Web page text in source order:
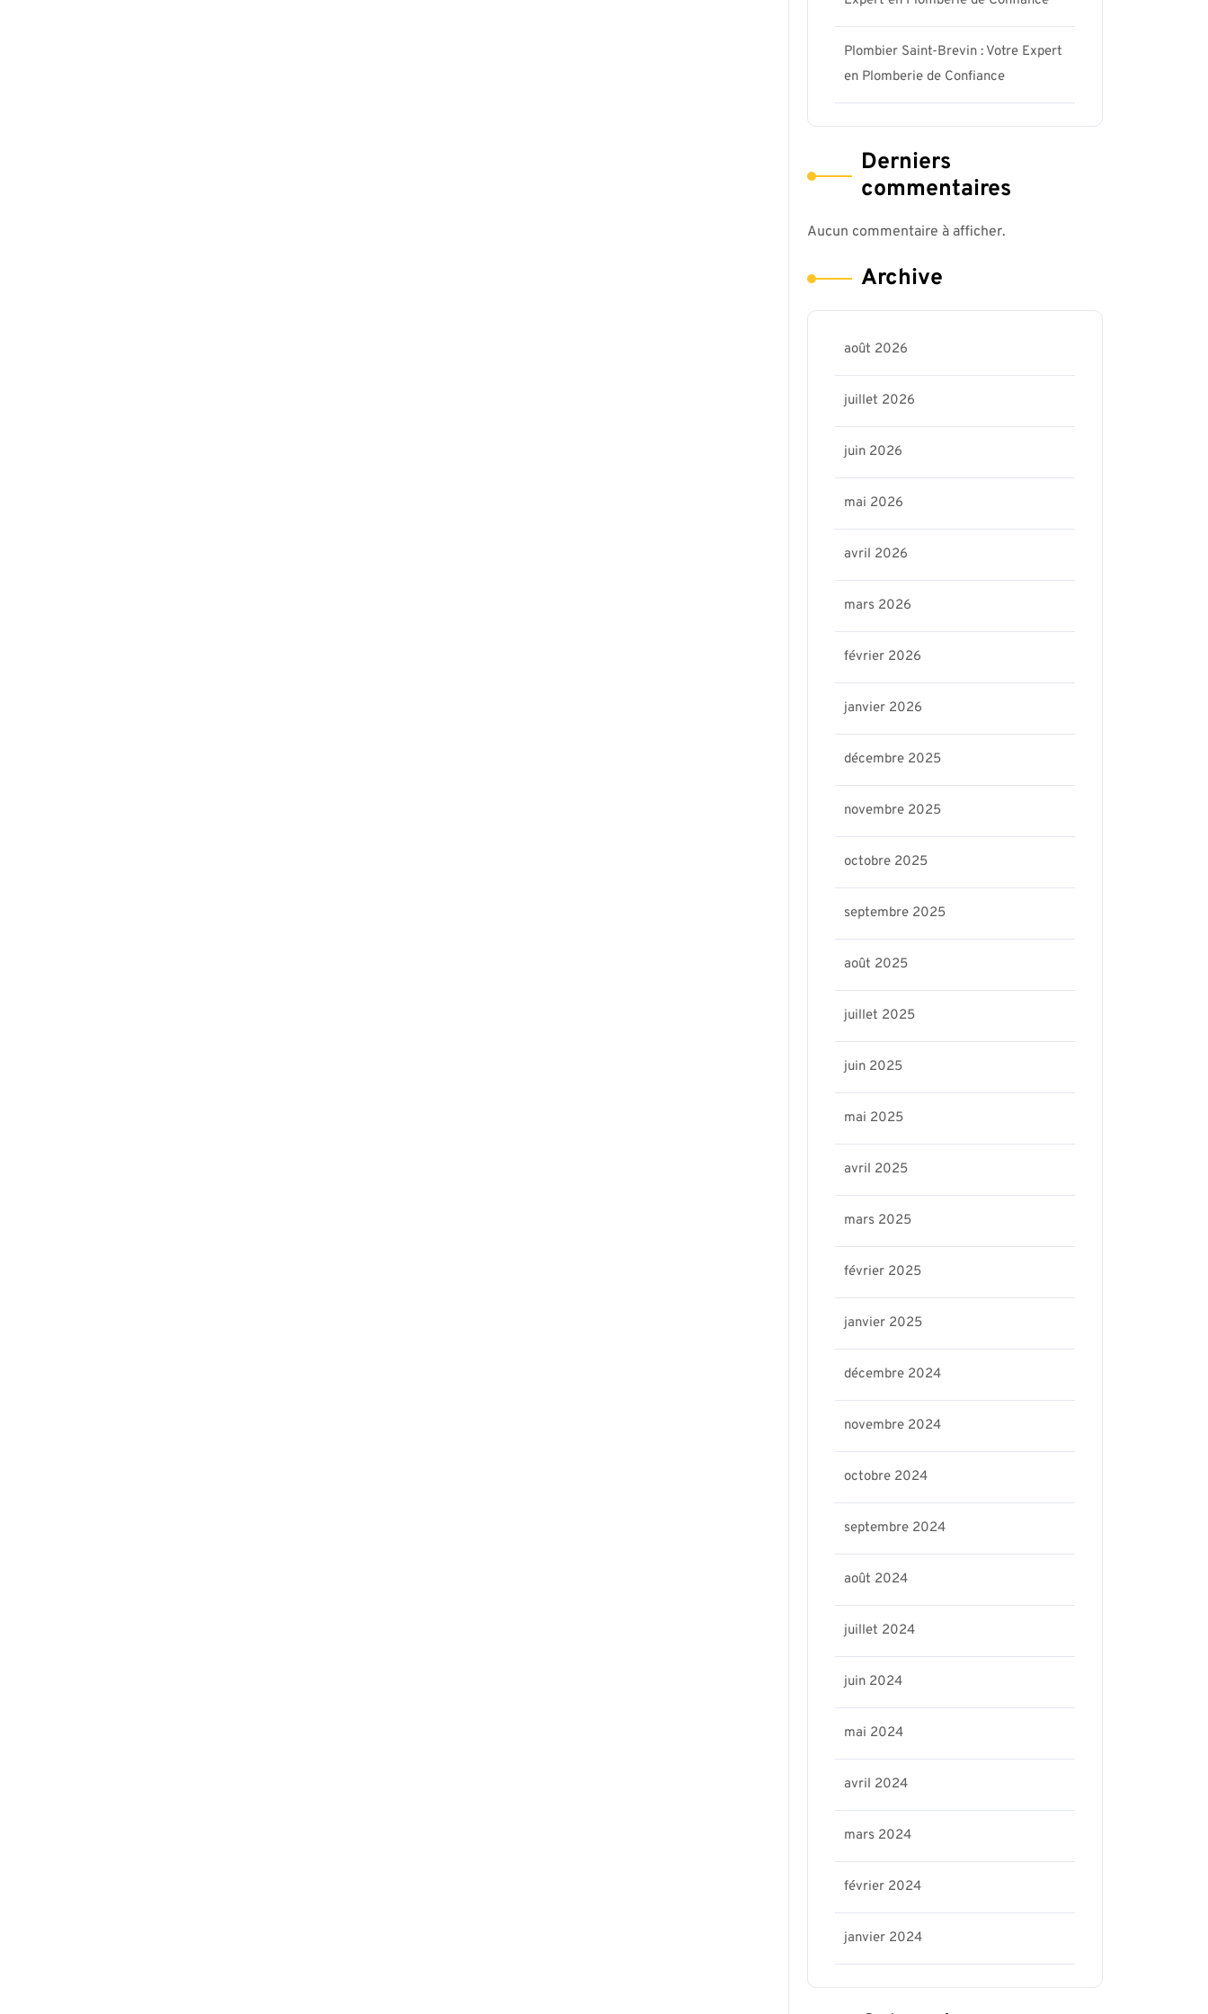
Plombier Saint-Brevin : Votre Expert
en Plomberie de Confiance
Derniers
commentaires
Aucun commentaire à afficher.
Archive
août 2026
juillet 2026
juin 2026
mai 2026
avril 2026
mars 2026
février 2026
janvier 2026
décembre 2025
novembre 2025
octobre 2025
septembre 2025
août 2025
juillet 2025
juin 2025
mai 2025
avril 2025
mars 2025
février 2025
janvier 2025
décembre 2024
novembre 2024
octobre 2024
septembre 2024
août 2024
juillet 2024
juin 2024
mai 2024
avril 2024
mars 2024
février 2024
janvier 2024